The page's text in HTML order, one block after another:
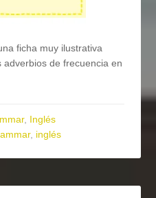
ficha muy ilustrativa
de frecuencia en
, Inglés
, inglés